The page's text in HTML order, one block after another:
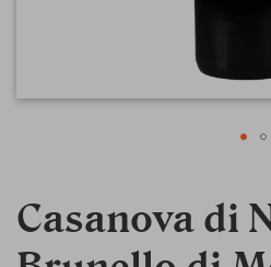
Casanova di
der
Bildergalerie
springen